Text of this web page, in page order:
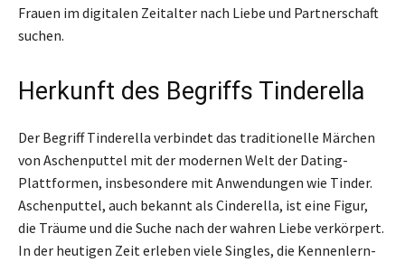
Frauen im digitalen Zeitalter nach Liebe und Partnerschaft
suchen.
Herkunft des Begriffs Tinderella
Der Begriff Tinderella verbindet das traditionelle Märchen
von Aschenputtel mit der modernen Welt der Dating-
Plattformen, insbesondere mit Anwendungen wie Tinder.
Aschenputtel, auch bekannt als Cinderella, ist eine Figur,
die Träume und die Suche nach der wahren Liebe verkörpert.
In der heutigen Zeit erleben viele Singles, die Kennenlern-